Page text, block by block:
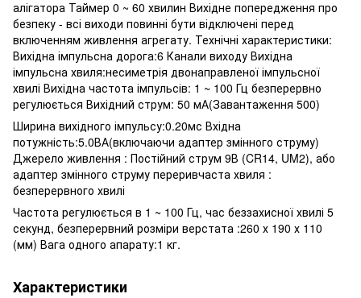
алігатора Таймер 0 ~ 60 хвилин Вихідне попередження про
безпеку - всі виходи повинні бути відключені перед
включенням живлення агрегату. Технічні характеристики:
Вихідна імпульсна дорога:6 Канали виходу Вихідна
імпульсна хвиля:несиметрія двонаправленої імпульсної
хвилі Вихідна частота імпульсів: 1 ~ 100 Гц безперервно
регулюється Вихідний струм: 50 мА(Завантаження 500)
Ширина вихідного імпульсу:0.20мс Вхідна
потужність:5.0ВА(включаючи адаптер змінного струму)
Джерело живлення : Постійний струм 9В (CR14, UM2), або
адаптер змінного струму переривчаста хвиля :
безперервного хвилі
Частота регулюється в 1 ~ 100 Гц, час беззахисної хвилі 5
секунд, безперервний розміри верстата :260 х 190 х 110
(мм) Вага одного апарату:1 кг.
Характеристики